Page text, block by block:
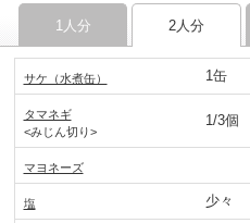
1人分 2人分
サケ（水煮缶） 1缶
タマネギ
<みじん切り>
1/3個
マヨネーズ
塩 少々